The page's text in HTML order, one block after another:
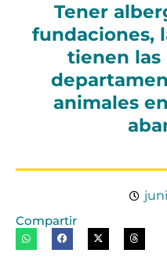
Tener
fundaciones,
tienen las
animales
Compartir